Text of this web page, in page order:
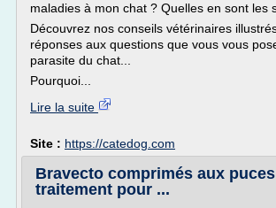
maladies à mon chat ? Quelles en sont les
Découvrez nos conseils vétérinaires
réponses aux questions que vous vous
parasite du chat...
Pourquoi...
Lire la suite
Site : https://catedog.com
Bravecto comprimés aux
traitement pour ...